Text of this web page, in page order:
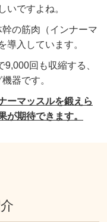
いですよね。
の筋肉（インナーマ
導入しています。
回も収縮する、
器です。
ーマッスルを鍛えら
が期待できます。